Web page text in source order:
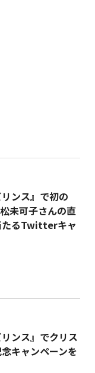
ンス』で初の
未可子さんの直
たるTwitterキャ
ンス』でクリス
キャンペーンを